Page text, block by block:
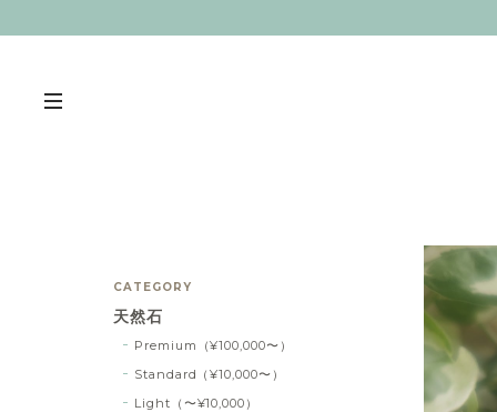
CATEGORY
天然石
Premium（¥100,000〜）
Standard（¥10,000〜）
Light（〜¥10,000）